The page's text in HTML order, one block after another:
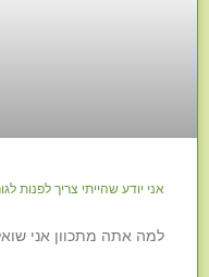
אני יודע שהייתי צריך לפנות
למה אתה מתכוון אני